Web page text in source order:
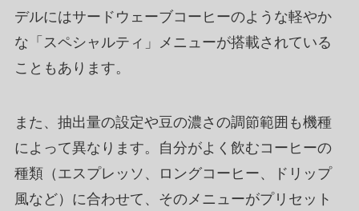
デルにはサードウェーブコーヒーのような軽やか
な「スペシャルティ」メニューが搭載されている
こともあります。
また、抽出量の設定や豆の濃さの調節範囲も機種
によって異なります。自分がよく飲むコーヒーの
種類（エスプレッソ、ロングコーヒー、ドリップ
風など）に合わせて、そのメニューがプリセット